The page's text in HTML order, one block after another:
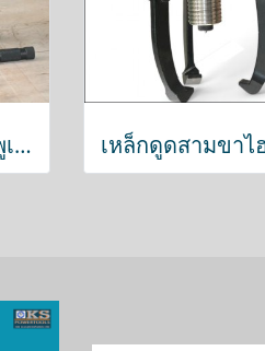
สามขาไฮดรอลิค ถอดพูเล่ย์ 8ตัน